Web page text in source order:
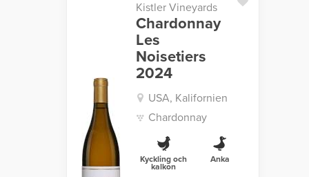
Kistler Vineyards
Chardonnay
Les
Noisetiers
2024
USA, Kalifornien
Chardonnay
Kyckling och
kalkon
Anka